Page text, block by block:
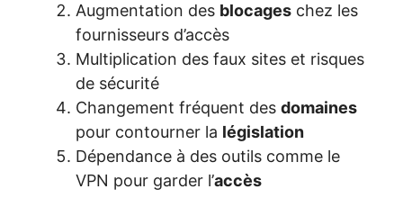
Augmentation des blocages chez les
fournisseurs d’accès
Multiplication des faux sites et risques
de sécurité
Changement fréquent des domaines
pour contourner la législation
Dépendance à des outils comme le
VPN pour garder l’accès